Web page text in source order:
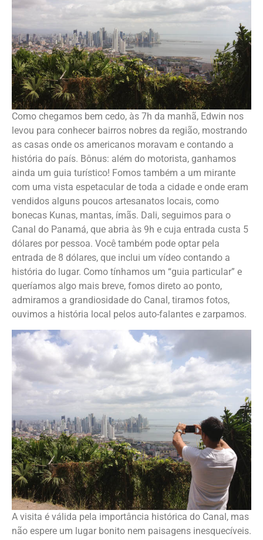
Como chegamos bem cedo, às 7h da manhã, Edwin nos
levou para conhecer bairros nobres da região, mostrando
as casas onde os americanos moravam e contando a
história do país. Bônus: além do motorista, ganhamos
ainda um guia turístico! Fomos também a um mirante
com uma vista espetacular de toda a cidade e onde eram
vendidos alguns poucos artesanatos locais, como
bonecas Kunas, mantas, ímãs. Dali, seguimos para o
Canal do Panamá, que abria às 9h e cuja entrada custa 5
dólares por pessoa. Você também pode optar pela
entrada de 8 dólares, que inclui um vídeo contando a
história do lugar. Como tínhamos um “guia particular” e
queríamos algo mais breve, fomos direto ao ponto,
admiramos a grandiosidade do Canal, tiramos fotos,
ouvimos a história local pelos auto-falantes e zarpamos.
A visita é válida pela importância histórica do Canal, mas
não espere um lugar bonito nem paisagens inesquecíveis.